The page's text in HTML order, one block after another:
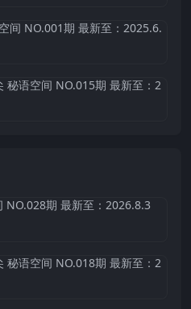
间 NO.001期 最新至：2025.6.
秘语空间 NO.015期 最新至：2
NO.028期 最新至：2026.8.3
秘语空间 NO.018期 最新至：2